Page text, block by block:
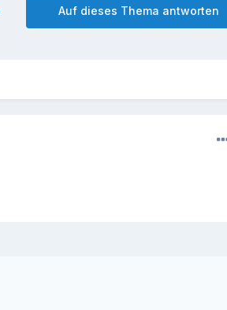
Auf dieses Thema antworten